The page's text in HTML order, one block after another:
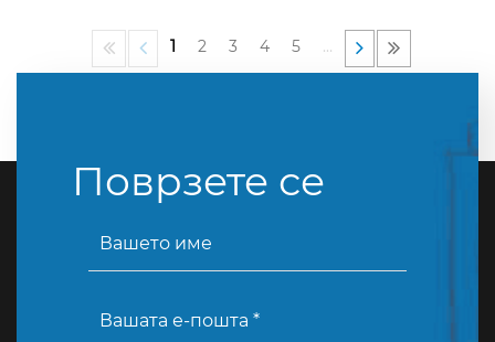
1 2 3 4 5 …
Поврзете се